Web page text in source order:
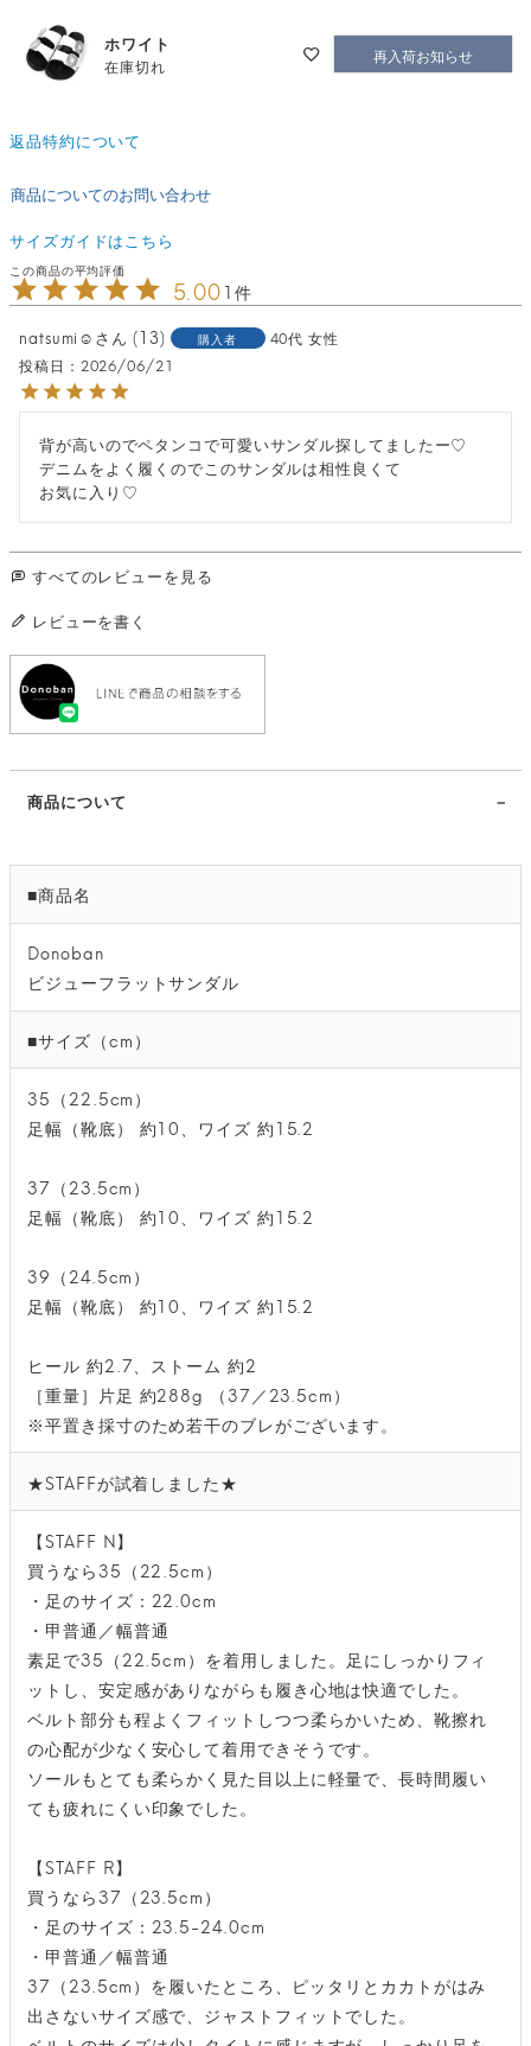
ホワイト
在庫切れ 再入荷お知らせ
返品特約について
商品についてのお問い合わせ
サイズガイドはこちら
5.001
natsumi☺︎ 13 購入者 40代 女性
投稿日
2026/06/21
背が高いのでペタンコで可愛いサンダル探してましたー♡
デニムをよく履くのでこのサンダルは相性良くて
お気に入り♡
すべてのレビューを見る
レビューを書く
商品について
■商品名
Donoban
ビジューフラットサンダル
■サイズ（cm）
35（22.5cm）
足幅（靴底） 約10、ワイズ 約15.2
37（23.5cm）
足幅（靴底） 約10、ワイズ 約15.2
39（24.5cm）
足幅（靴底） 約10、ワイズ 約15.2
ヒール 約2.7、ストーム 約2
［重量］片足 約288g （37／23.5cm）
※平置き採寸のため若干のブレがございます。
★STAFFが試着しました★
【STAFF N】
買うなら35（22.5cm）
・足のサイズ：22.0cm
・甲普通／幅普通
素足で35（22.5cm）を着用しました。足にしっかりフィ
ットし、安定感がありながらも履き心地は快適でした。
ベルト部分も程よくフィットしつつ柔らかいため、靴擦れ
の心配が少なく安心して着用できそうです。
ソールもとても柔らかく見た目以上に軽量で、長時間履い
ても疲れにくい印象でした。
【STAFF R】
買うなら37（23.5cm）
・足のサイズ：23.5-24.0cm
・甲普通／幅普通
37（23.5cm）を履いたところ、ピッタリとカカトがはみ
出さないサイズ感で、ジャストフィットでした。